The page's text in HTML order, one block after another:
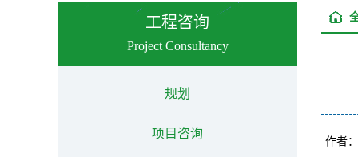
工程咨询
Project Consultancy
规划
项目咨询
作者